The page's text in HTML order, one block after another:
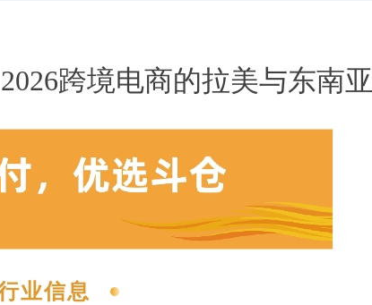
跨境电商的拉美与东南亚
业信息